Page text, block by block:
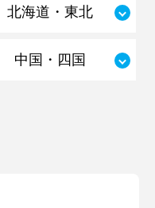
北海道・東北
中国・四国